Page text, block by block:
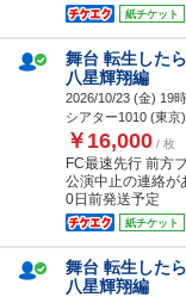
紙チケット
舞台 転生した
八星輝翔編
2026/10/23 (金) 19
シアター1010 (東京)
￥16,000 / 枚
FC最速先行 前方
公演中止の連絡が
0日前発送予定
紙チケット
舞台 転生した
八星輝翔編